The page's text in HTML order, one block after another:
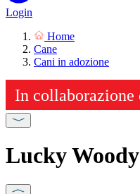
Login
Home
Cane
Cani in adozione
Lucky Woody